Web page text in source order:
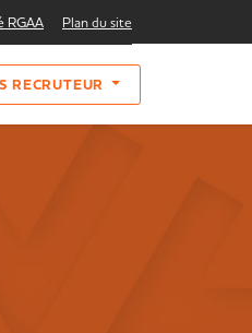
RGAA Plan du site
RECRUTEUR